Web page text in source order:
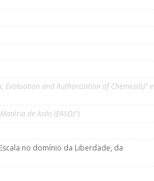
Evaluation and Authorization of Chemicals)" e
de Asilo (EASO)")
no domínio da Liberdade, da